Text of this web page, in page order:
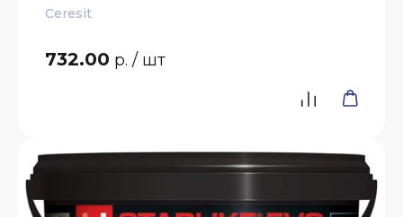
Ceresit
732.00 р. / шт